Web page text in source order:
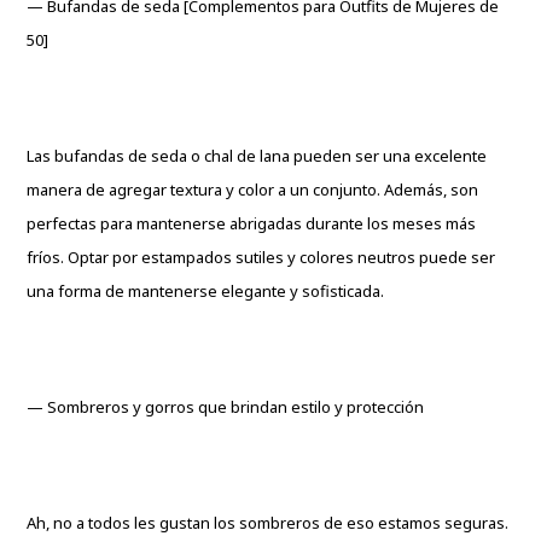
— Bufandas de seda [Complementos para Outfits de Mujeres de
50]
Las bufandas de seda o chal de lana pueden ser una excelente
manera de agregar textura y color a un conjunto. Además, son
perfectas para mantenerse abrigadas durante los meses más
fríos. Optar por estampados sutiles y colores neutros puede ser
una forma de mantenerse elegante y sofisticada.
— Sombreros y gorros que brindan estilo y protección
Ah, no a todos les gustan los sombreros de eso estamos seguras.